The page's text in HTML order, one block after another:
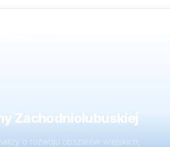
Zachodniolubuskiej
o rozwoju obszarów wiejskich,